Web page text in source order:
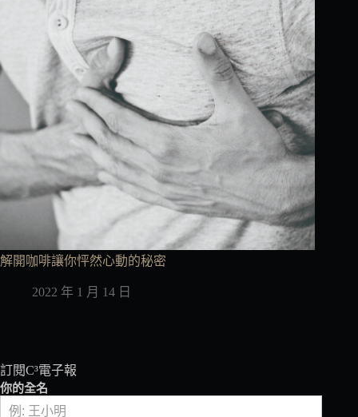
解開咖啡讓你怦然心動的秘密
2022 年 1 月 14 日
訂閱C³電子報
你的全名